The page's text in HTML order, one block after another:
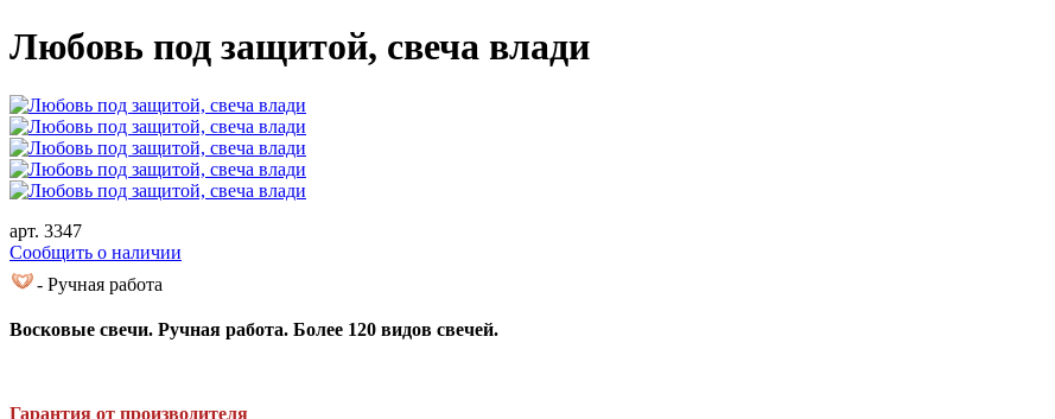
Любовь под защитой, свеча влади
арт. 3347
Cообщить о наличии
- Ручная работа
Восковые свечи. Ручная работа. Более 120 видов свечей.
Гарантия от производителя